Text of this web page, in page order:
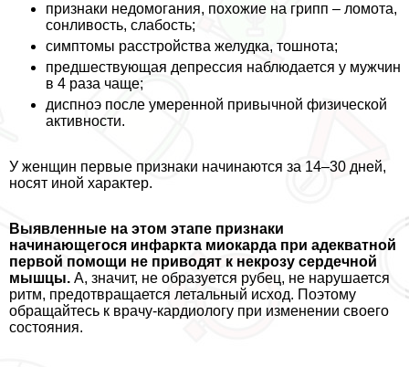
признаки недомогания, похожие на грипп – ломота,
сонливость, слабость;
симптомы расстройства желудка, тошнота;
предшествующая депрессия наблюдается у мужчин
в 4 раза чаще;
диспноэ после умеренной привычной физической
активности.
У женщин первые признаки начинаются за 14–30 дней,
носят иной хаpaктер.
Выявленные на этом этапе признаки
начинающегося инфаркта миокарда при адекватной
первой помощи не приводят к некрозу сердечной
мышцы. А, значит, не образуется рубец, не нарушается
ритм, предотвращается летальный исход. Поэтому
обращайтесь к врачу-кардиологу при изменении своего
состояния.